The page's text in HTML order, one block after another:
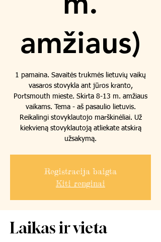
amžiaus)
1 pamaina. Savaitės trukmės lietuvių vaikų
vasaros stovykla ant jūros kranto,
Portsmouth mieste. Skirta 8-13 m. amžiaus
vaikams. Tema - aš pasaulio lietuvis.
Reikalingi stovyklautojo marškinėliai. Už
kiekvieną stovyklautoją atliekate atskirą
užsakymą.
Registracija baigta
Kiti renginai
Laikas ir vieta